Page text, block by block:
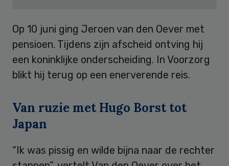
Op 10 juni ging Jeroen van den Oever met
pensioen. Tijdens zijn afscheid ontving hij
een koninklijke onderscheiding. In Voorzorg
blikt hij terug op een enerverende reis.
Van ruzie met Hugo Borst tot
Japan
“Ik was pissig en wilde bijna naar de rechter